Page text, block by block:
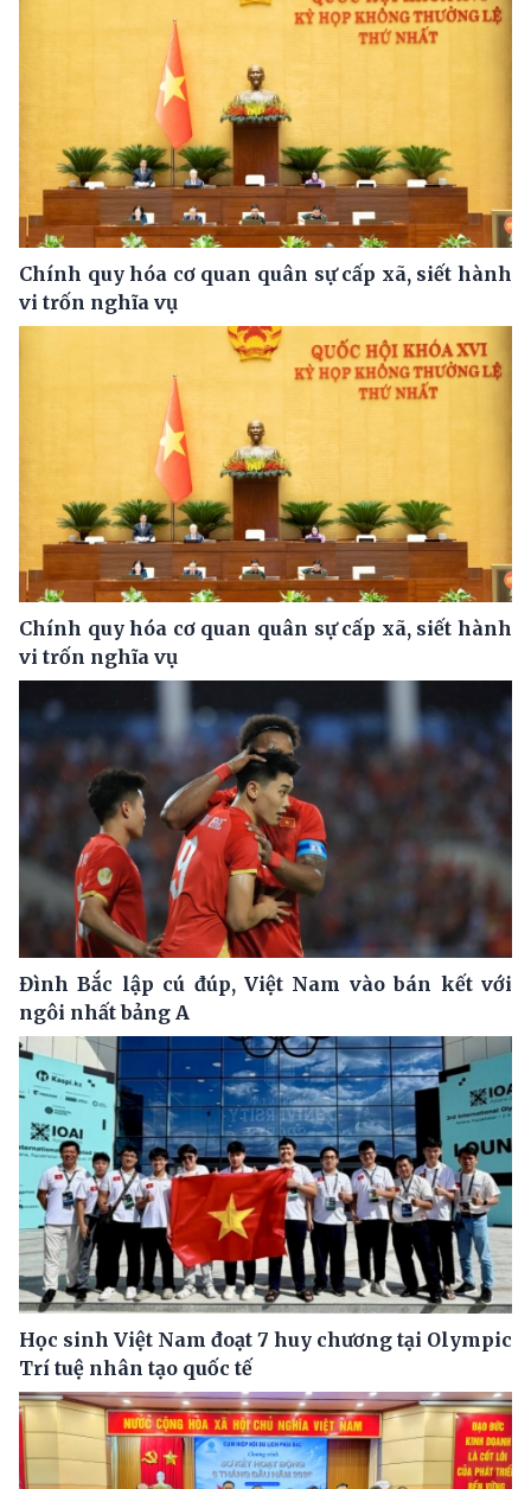
Chính quy hóa cơ quan quân sự cấp xã, siết hành
vi trốn nghĩa vụ
Chính quy hóa cơ quan quân sự cấp xã, siết hành
vi trốn nghĩa vụ
Đình Bắc lập cú đúp, Việt Nam vào bán kết với
ngôi nhất bảng A
Học sinh Việt Nam đoạt 7 huy chương tại Olympic
Trí tuệ nhân tạo quốc tế